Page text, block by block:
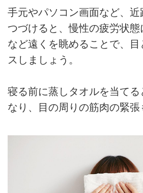
手元やパソコン画面など、
つづけると、慢性の疲労状
など遠くを眺めることで、目
スしましょう。
寝る前に蒸しタオルを当てる
なり、目の周りの筋肉の緊張